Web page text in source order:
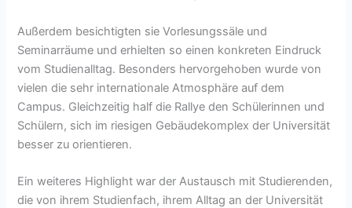
Außerdem besichtigten sie Vorlesungssäle und
Seminarräume und erhielten so einen konkreten Eindruck
vom Studienalltag. Besonders hervorgehoben wurde von
vielen die sehr internationale Atmosphäre auf dem
Campus. Gleichzeitig half die Rallye den Schülerinnen und
Schülern, sich im riesigen Gebäudekomplex der Universität
besser zu orientieren.
Ein weiteres Highlight war der Austausch mit Studierenden,
die von ihrem Studienfach, ihrem Alltag an der Universität